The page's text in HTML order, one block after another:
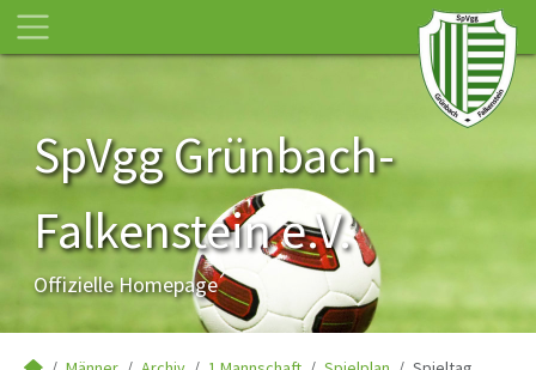
SpVgg Grünbach-
Falkenstein e.V.
Offizielle Homepage